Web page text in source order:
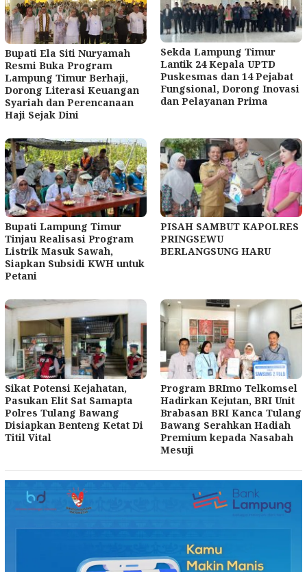
Bupati Ela Siti Nuryamah
Resmi Buka Program
Lampung Timur Berhaji,
Dorong Literasi Keuangan
Syariah dan Perencanaan
Haji Sejak Dini
Sekda Lampung Timur
Lantik 24 Kepala UPTD
Puskesmas dan 14 Pejabat
Fungsional, Dorong Inovasi
dan Pelayanan Prima
Bupati Lampung Timur
Tinjau Realisasi Program
Listrik Masuk Sawah,
Siapkan Subsidi KWH untuk
Petani
PISAH SAMBUT KAPOLRES
PRINGSEWU
BERLANGSUNG HARU
Sikat Potensi Kejahatan,
Pasukan Elit Sat Samapta
Polres Tulang Bawang
Disiapkan Benteng Ketat Di
Titil Vital
Program BRImo Telkomsel
Hadirkan Kejutan, BRI Unit
Brabasan BRI Kanca Tulang
Bawang Serahkan Hadiah
Premium kepada Nasabah
Mesuji